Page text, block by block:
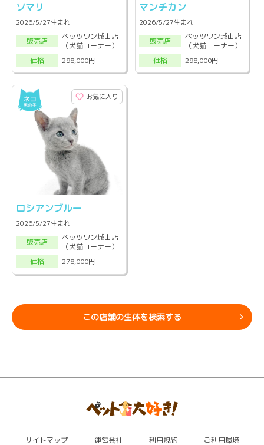
ソマリ
2026/5/27生まれ
販売店
ペッツワン城山店
（犬猫コーナー）
価格
298,000円
マンチカン
2026/5/27生まれ
販売店
ペッツワン城山店
（犬猫コーナー）
価格
298,000円
お気に入り
ロシアンブルー
2026/5/27生まれ
販売店
ペッツワン城山店
（犬猫コーナー）
価格
278,000円
この店舗の生体を検索する
サイトマップ 運営会社 利用規約 ご利用環境